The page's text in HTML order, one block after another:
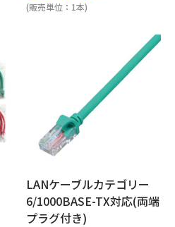
(販売単位：1本)
LANケーブルカテゴリー
6/1000BASE-TX対応(両端
プラグ付き)